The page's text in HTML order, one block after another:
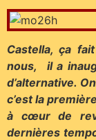
Castella, ça
nous, il a
d’alternative.
c’est la
à cœur de
dernières